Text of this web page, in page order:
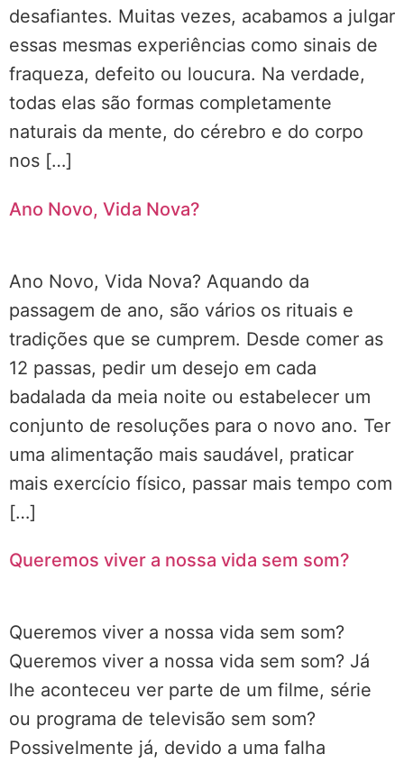
desafiantes. Muitas vezes, acabamos a julgar
essas mesmas experiências como sinais de
fraqueza, defeito ou loucura. Na verdade,
todas elas são formas completamente
naturais da mente, do cérebro e do corpo
nos […]
Ano Novo, Vida Nova?
Ano Novo, Vida Nova? Aquando da
passagem de ano, são vários os rituais e
tradições que se cumprem. Desde comer as
12 passas, pedir um desejo em cada
badalada da meia noite ou estabelecer um
conjunto de resoluções para o novo ano. Ter
uma alimentação mais saudável, praticar
mais exercício físico, passar mais tempo com
[…]
Queremos viver a nossa vida sem som?
Queremos viver a nossa vida sem som?
Queremos viver a nossa vida sem som? Já
lhe aconteceu ver parte de um filme, série
ou programa de televisão sem som?
Possivelmente já, devido a uma falha